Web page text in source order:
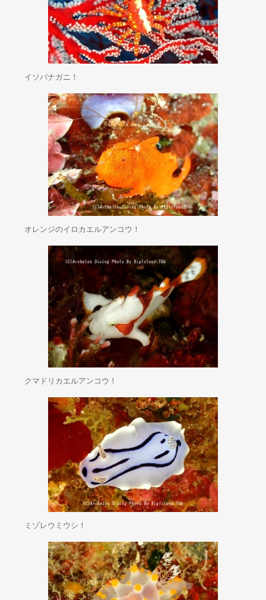
イソバナガニ！
オレンジのイロカエルアンコウ！
クマドリカエルアンコウ！
ミゾレウミウシ！